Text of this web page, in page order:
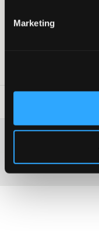
Marketing
Vågigt avslut